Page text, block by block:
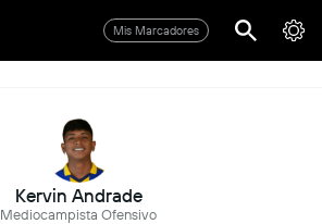
Mis Marcadores
Kervin Andrade
Mediocampista Ofensivo